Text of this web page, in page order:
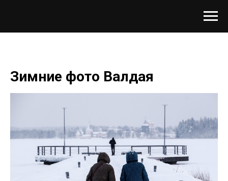
Зимние фото Валдая